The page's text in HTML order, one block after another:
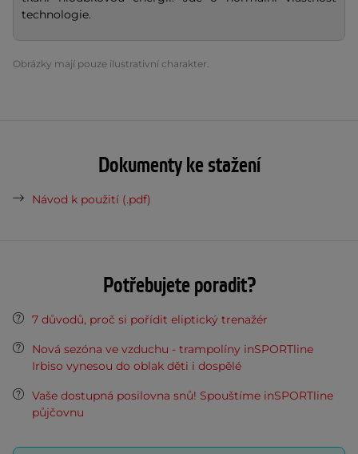
technologie.
Obrázky mají pouze ilustrativní charakter.
Dokumenty ke stažení
Návod k použití (.pdf)
Potřebujete poradit?
7 důvodů, proč si pořídit eliptický trenažér
Nová sezóna ve vzduchu - trampolíny inSPORTline
Irbiso vynesou do oblak děti i dospělé
Vaše dostupná posilovna snů! Spouštíme inSPORTline
půjčovnu